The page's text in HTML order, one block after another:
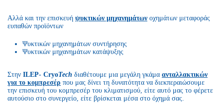
Αλλά και την επισκευή ψυκτικών μηχανημάτων οχημάτων μεταφοράς
ευπαθών προϊόντων
Ψυκτικών μηχανημάτων συντήρησης
Ψυκτικών μηχανημάτων κατάψυξης
Στην ILEP- CryoTech διαθέτουμε μια μεγάλη γκάμα ανταλλακτικών
για το κομπρεσέρ που μας δίνει τη δυνατότητα να διεκπεραιώσουμε
την επισκευή του κομπρεσέρ του κλιματισμού, είτε αυτό μας το φέρετε
αυτούσιο στο συνεργείο, είτε βρίσκεται μέσα στο όχημά σας.